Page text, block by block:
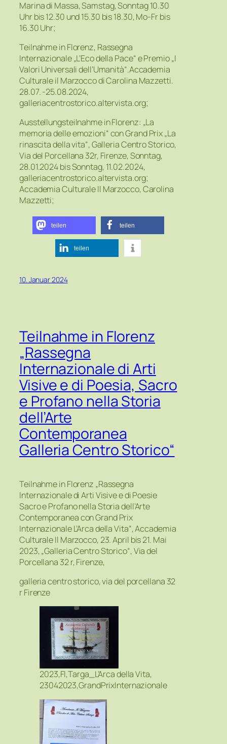
Marina di Massa, Samstag, Sonntag 10.30
Uhr bis 12.30 und 15.30 bis 18.30, Mo-Fr bis
16.30 Uhr;
Teilnahme in Florenz, Rassegna
Internazionale „L’Eco della Pace“ e Premio „I
Valori Universali dell’Umanità“.Accademia
Culturale il Marzocco di Carolina Mazzetti.
28.07. -25.08.2024,
galleriacentrostorico.altervista.org;
Ausstellungsteilnahme in Florenz: „La
memoria delle emozioni“ con Grand Prix „La
rinascita della vita“, Galleria Centro Storico,
Via del Porcellana 32r, Firenze, Sonntag,
28.01.2024 bis Sonntag, 11.02.2024,
galleriacentrostorico.altervista.org;
Accademia Culturale Il Marzocco, Carolina
Mazzetti;
teilen teilen
teilen
10. Januar 2024
Teilnahme in Florenz
„Rassegna
Internazionale di Arti
Visive e di Poesia, Sacro
e Profano nella Storia
dell’Arte
Contemporanea
Galleria Centro Storico“
Teilnahme in Florenz „Rassegna
Internazionale di Arti Visive e di Poesie
Sacro e Profano nella Storia dell’Arte
Contemporanea con Grand Prix
Internazionale L’Arca della Vita“, Accademia
Culturale Il Marzocco, 23. April bis 21. Mai
2023, „Galleria Centro Storico“, Via del
Porcellana 32 r, Firenze,
galleria centro storico, via del porcellana 32
r Firenze
2023,FI,Targa_L’Arca della Vita,
23042023,GrandPrixInternazionale